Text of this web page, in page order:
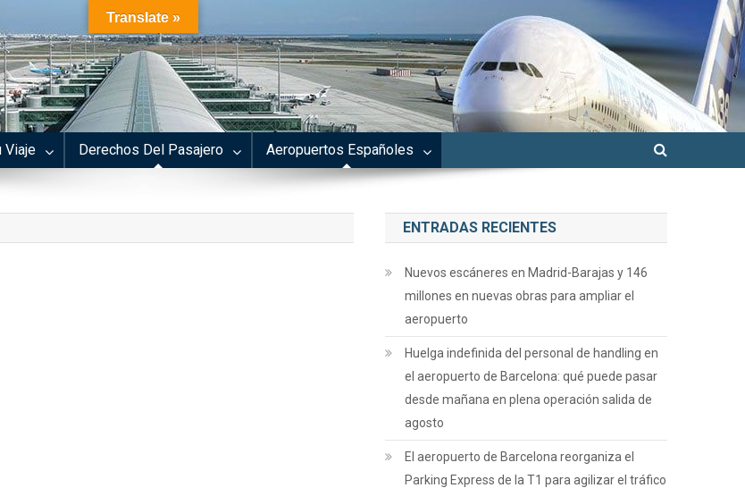
Viaje Derechos Del Pasajero Aeropuertos Españoles
ENTRADAS RECIENTES
Nuevos escáneres en Madrid-Barajas y 146
millones en nuevas obras para ampliar el
aeropuerto
Huelga indefinida del personal de handling en
el aeropuerto de Barcelona: qué puede pasar
desde mañana en plena operación salida de
agosto
El aeropuerto de Barcelona reorganiza el
Parking Express de la T1 para agilizar el tráfico
Translate »